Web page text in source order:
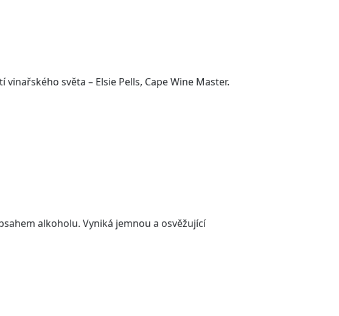
světa – Elsie Pells, Cape Wine Master.
alkoholu. Vyniká jemnou a osvěžující